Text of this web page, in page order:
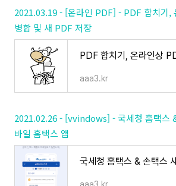
2021.03.19 - [온라인 PDF] - PDF 합치기,
병합 및 새 PDF 저장
aaa3.kr
2021.02.26 - [vvindows] - 국세청 홈택스
바일 홈택스 앱